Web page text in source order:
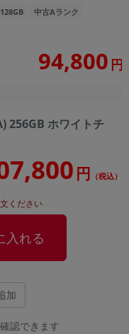
128GB 中古Aランク
94,800 円
256GB ホワイトチ
円 （税込）
ください
入れる
加
認できます